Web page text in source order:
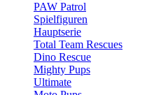
PAW Patrol
Spielfiguren
Hauptserie
Total Team Rescues
Dino Rescue
Mighty Pups
Ultimate